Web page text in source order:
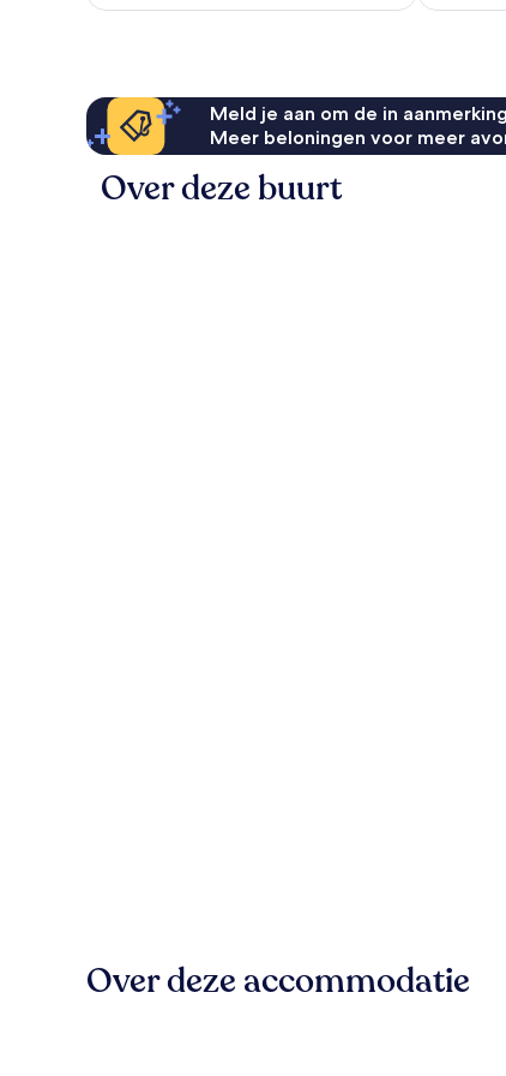
Meld je aan om de in
Meer beloningen voor meer
Over deze buurt
Over deze accommodatie